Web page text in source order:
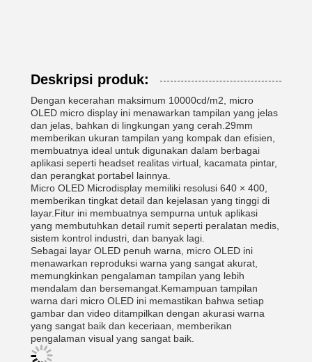
Deskripsi produk:
Dengan kecerahan maksimum 10000cd/m2, micro
OLED micro display ini menawarkan tampilan yang jelas
dan jelas, bahkan di lingkungan yang cerah.29mm
memberikan ukuran tampilan yang kompak dan efisien,
membuatnya ideal untuk digunakan dalam berbagai
aplikasi seperti headset realitas virtual, kacamata pintar,
dan perangkat portabel lainnya.
Micro OLED Microdisplay memiliki resolusi 640 × 400,
memberikan tingkat detail dan kejelasan yang tinggi di
layar.Fitur ini membuatnya sempurna untuk aplikasi
yang membutuhkan detail rumit seperti peralatan medis,
sistem kontrol industri, dan banyak lagi.
Sebagai layar OLED penuh warna, micro OLED ini
menawarkan reproduksi warna yang sangat akurat,
memungkinkan pengalaman tampilan yang lebih
mendalam dan bersemangat.Kemampuan tampilan
warna dari micro OLED ini memastikan bahwa setiap
gambar dan video ditampilkan dengan akurasi warna
yang sangat baik dan keceriaan, memberikan
pengalaman visual yang sangat baik.